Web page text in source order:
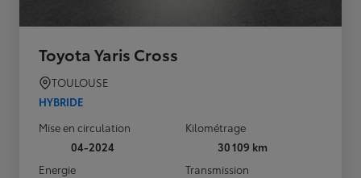
Toyota Yaris Cross
TOULOUSE
HYBRIDE
Mise en circulation
04-2024
Kilométrage
30 109 km
Energie
Transmission